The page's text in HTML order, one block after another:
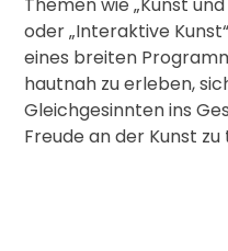
oder „Interaktive
eines breiten
hautnah zu erleben,
Gleichgesinnten ins
Freude an der Kunst zu